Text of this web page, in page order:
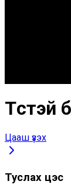
Төстэй
Цааш үзэх
Туслах цэс